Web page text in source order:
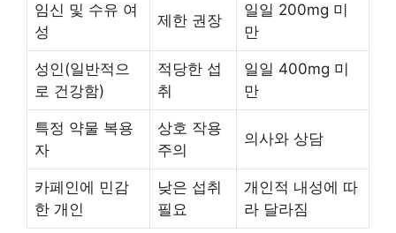
임신 및 수유 여
성
제한 권장
일일 200mg 미
만
성인(일반적으
로 건강함)
적당한 섭
취
일일 400mg 미
만
특정 약물 복용
자
상호 작용
주의
의사와 상담
카페인에 민감
한 개인
낮은 섭취
필요
개인적 내성에 따
라 달라짐